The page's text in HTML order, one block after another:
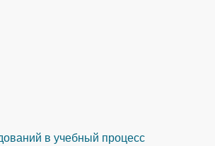
в учебный процесс